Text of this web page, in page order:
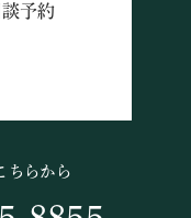
予約
ちらから